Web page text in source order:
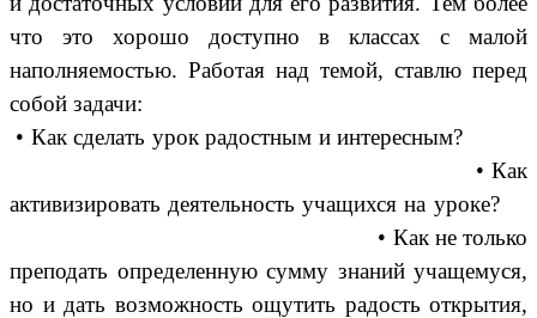
что это хорошо доступно в классах с малой
наполняемостью. Работая над темой, ставлю перед
собой задачи:
• Как сделать урок радостным и интересным?
• Как
активизировать деятельность учащихся на уроке?
• Как не только
преподать определенную сумму знаний учащемуся,
но и дать возможность ощутить радость открытия,